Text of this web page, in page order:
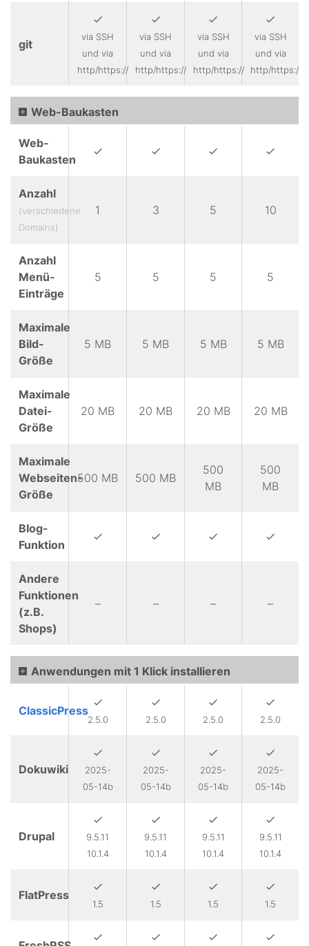
git
via SSH
und via
http/https://
via SSH
und via
http/https://
via SSH
und via
http/https://
via SSH
und via
http/https://
Web-Baukasten
Web-
Baukasten
Anzahl
(verschiedene
Domains)
1 3 5 10
Anzahl
Menü-
Einträge
5 5 5 5
Maximale
Bild-
Größe
5 MB 5 MB 5 MB 5 MB
Maximale
Datei-
Größe
20 MB 20 MB 20 MB 20 MB
Maximale
Webseiten-
Größe
500 MB 500 MB
500
MB
500
MB
Blog-
Funktion
Andere
Funktionen
(z.B.
Shops)
– – – –
Anwendungen mit 1 Klick installieren
ClassicPress
2.5.0 2.5.0 2.5.0 2.5.0
Dokuwiki
2025-
05-14b
2025-
05-14b
2025-
05-14b
2025-
05-14b
Drupal
9.5.11
10.1.4
9.5.11
10.1.4
9.5.11
10.1.4
9.5.11
10.1.4
FlatPress
1.5 1.5 1.5 1.5